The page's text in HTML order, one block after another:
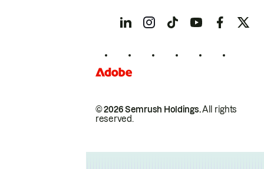
© 2026 Semrush Holdings.All rights
reserved.